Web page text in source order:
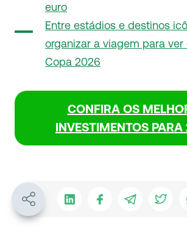
euro
Entre estádios e destinos
organizar a viagem para ver
Copa 2026
CONFIRA OS
INVESTIMENTOS